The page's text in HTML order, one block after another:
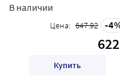
В наличии
Цена: 647.92 4
622
Купить